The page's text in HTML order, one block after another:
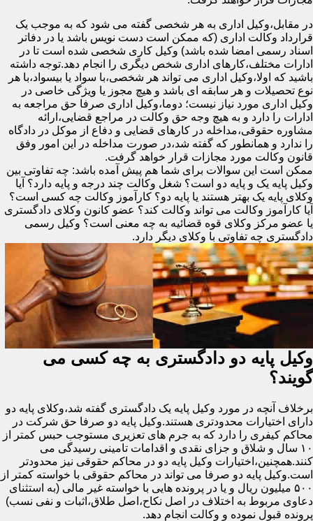
در مقابل،وکیل اداری به هر شخصی گفته می شود که به موجب یک
قرارداد وکالت اداری (که ممکن است دست نویس باشد یا در دفاتر
اسناد رسمی امضا شده باشد) وکیل کاری شخصی شده است تا در
ادارات مختلف،کارهای اداری شخص دیگری را انجام دهد.توجه داشته
باشید که اولا،وکیل اداری می تواند هر شخصی،با سواد یا بیسواد،با هر
نوع تحصیلات و هر سابقه ای باشد و هیچ مجوز یا ویژگی خاصی در
وکیل اداری مورد نیاز نیست؛ دوما،وکیل اداری صرفا حق مراجعه به
ادارات را دارد و به هیچ وجه حق وکالت در مراجع قضایی،ارائه
مشاوره حقوقی،مداخله در کارهای قضایی و دفاع از موکل در دادگاه
را ندارد و همانطور که گفته شد،در صورت مداخله در این امور وفق
قانون وکالت مورد مجازات قرار خواهد گرفت.
ممکن است این سوالات برای شما هم پیش آمده باشد: چه تفاوتی بین
وکیل پایه یک و پایه دو است؟ شغل وکالت چند درجه و پایه دارد؟ آیا
وکلای پایه یک بهتر هستند یا پایه دو؟ کارآموز وکالت چه کسی است؟
آیا کارآموز وکالت می تواند وکالت کند؟ عضو کانون وکلای دادگستری
یا عضو مرکز وکلای قوه قضائیه به چه معنی است؟ وکیل رسمی
دادگستری چه تفاوتی با وکلای دیگر دارد.
وکیل پایه دو دادگستری به چه کسی می
گویند؟
برخلاف آنچه در مورد وکیل پایه یک دادگستری گفته شد،وکلای پایه دو
دارای اختیارات محدودتری هستند.وکیل پایه دو صرفا حق شرکت در
محاکم کیفری را دارد که به جرم های تعزیری مستوجب حبس کمتر از
۱۰ سال و شلاق و جزای نقدی و اقدامات تامینی رسیدگی می
کنند.همچنین،اختیارات وکیل پایه دو در محاکم حقوقی نیز محدودتر
است.وکیل پایه دو صرفا می تواند در محاکم حقوقی با خواسته کمتر از
۵۰۰ میلیون ریال و یا در پرونده هایی با خواسته غیر مالی (به استثنای
دعاوی مربوط به اختلاف در اصل نکاح،اصل طلاق،اثبات و نفی نسب)
پرونده قبول نموده و وکالت انجام دهد.